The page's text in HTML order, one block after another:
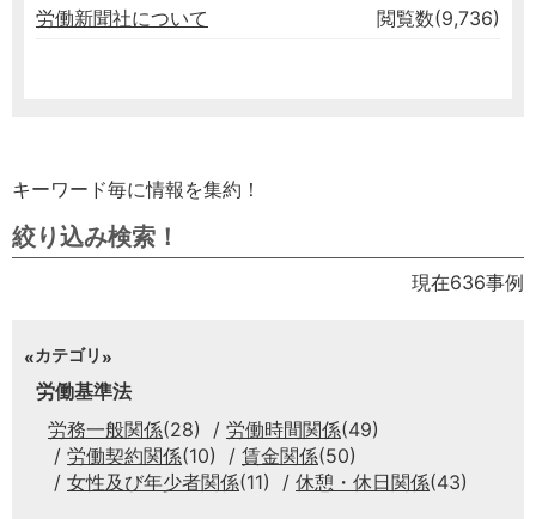
労働新聞社について 閲覧数(9,736)
キーワード毎に情報を集約！
絞り込み検索！
現在636事例
カテゴリ
労働基準法
労務一般関係(28) 労働時間関係(49)
労働契約関係(10) 賃金関係(50)
女性及び年少者関係(11) 休憩・休日関係(43)